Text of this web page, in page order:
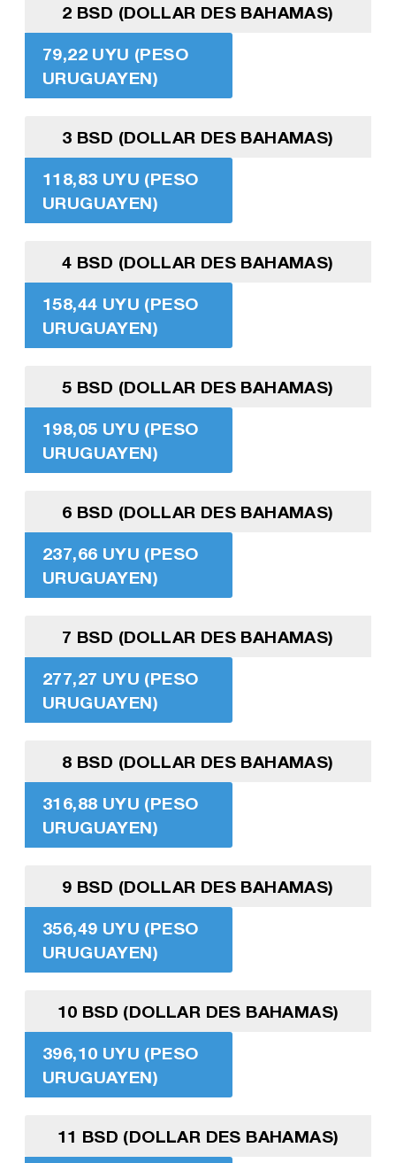
2 BSD (DOLLAR DES BAHAMAS)
79,22 UYU (PESO
URUGUAYEN)
3 BSD (DOLLAR DES BAHAMAS)
118,83 UYU (PESO
URUGUAYEN)
4 BSD (DOLLAR DES BAHAMAS)
158,44 UYU (PESO
URUGUAYEN)
5 BSD (DOLLAR DES BAHAMAS)
198,05 UYU (PESO
URUGUAYEN)
6 BSD (DOLLAR DES BAHAMAS)
237,66 UYU (PESO
URUGUAYEN)
7 BSD (DOLLAR DES BAHAMAS)
277,27 UYU (PESO
URUGUAYEN)
8 BSD (DOLLAR DES BAHAMAS)
316,88 UYU (PESO
URUGUAYEN)
9 BSD (DOLLAR DES BAHAMAS)
356,49 UYU (PESO
URUGUAYEN)
10 BSD (DOLLAR DES BAHAMAS)
396,10 UYU (PESO
URUGUAYEN)
11 BSD (DOLLAR DES BAHAMAS)